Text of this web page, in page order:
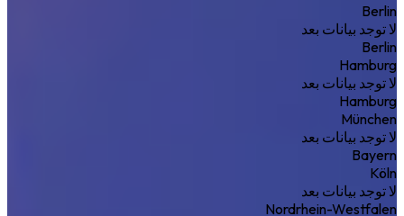
Berlin
لا توجد بيانات بعد
Berlin
Hamburg
لا توجد بيانات بعد
Hamburg
München
لا توجد بيانات بعد
Bayern
Köln
لا توجد بيانات بعد
Nordrhein-Westfalen